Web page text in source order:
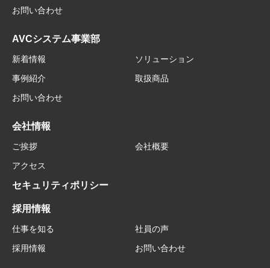
お問い合わせ
AVCシステム事業部
新着情報
ソリューション
事例紹介
取扱商品
お問い合わせ
会社情報
ご挨拶
会社概要
アクセス
セキュリティポリシー
採用情報
仕事を知る
社員の声
採用情報
お問い合わせ